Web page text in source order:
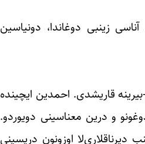
زینبی دوغاندا، دونیاسین
قاریشدی. احمدین ایچینده
و درین معناسینی دویوردو.
اوزونون دریسینی